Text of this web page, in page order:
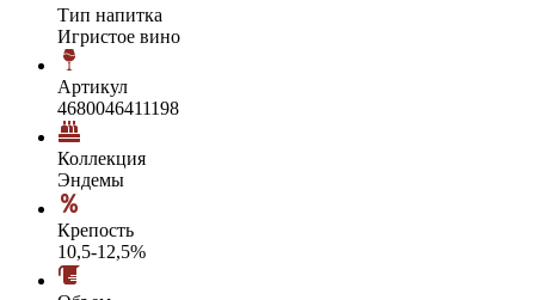
Тип напитка
Игристое вино
Артикул
4680046411198
Коллекция
Эндемы
Крепость
10,5-12,5%